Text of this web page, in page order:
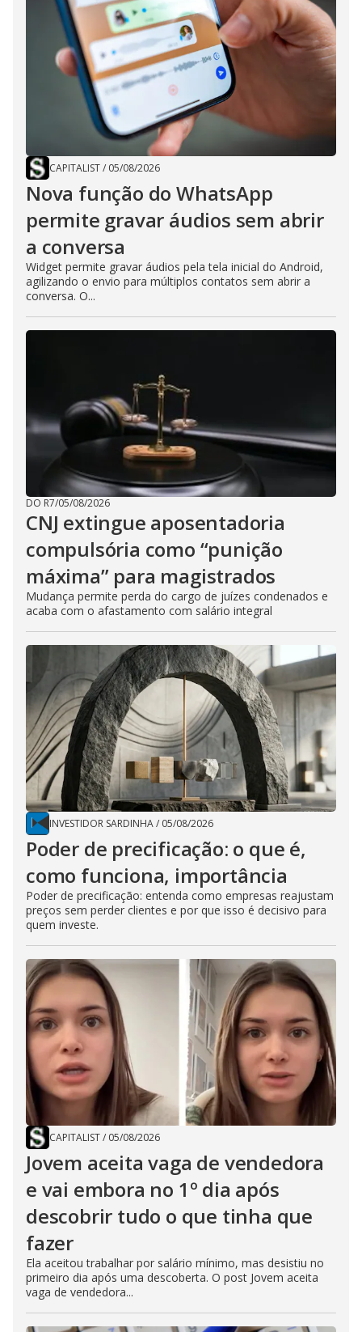
CAPITALIST/ 05/08/2026
Nova função do WhatsApp
permite gravar áudios sem abrir
a conversa
Widget permite gravar áudios pela tela inicial do Android,
agilizando o envio para múltiplos contatos sem abrir a
conversa. O...
DO R7/05/08/2026
CNJ extingue aposentadoria
compulsória como “punição
máxima” para magistrados
Mudança permite perda do cargo de juízes condenados e
acaba com o afastamento com salário integral
INVESTIDOR SARDINHA/ 05/08/2026
Poder de precificação: o que é,
como funciona, importância
Poder de precificação: entenda como empresas reajustam
preços sem perder clientes e por que isso é decisivo para
quem investe.
CAPITALIST/ 05/08/2026
Jovem aceita vaga de vendedora
e vai embora no 1º dia após
descobrir tudo o que tinha que
fazer
Ela aceitou trabalhar por salário mínimo, mas desistiu no
primeiro dia após uma descoberta. O post Jovem aceita
vaga de vendedora...